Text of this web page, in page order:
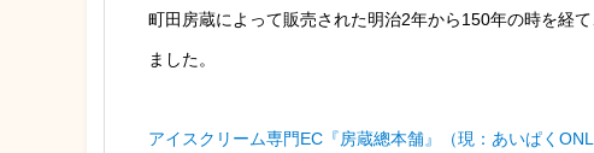
町田房蔵によって販売された明治2年から150年の時を経
ました。
アイスクリーム専門EC『房蔵總本舗』（現：あいぱく